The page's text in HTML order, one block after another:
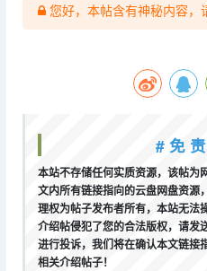
您好，本帖含有神秘内容，
# 免
本站不存储任何实质资源，该帖为
文内所有链接指向的云盘网盘资源
理权为帖子发布者所有，本站无法
介绍帖侵犯了您的合法版权，请
进行投诉，我们将在确认本文链接
相关介绍帖子！